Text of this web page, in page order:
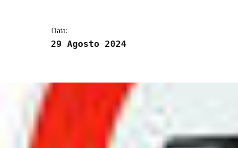
Data:
29 Agosto 2024